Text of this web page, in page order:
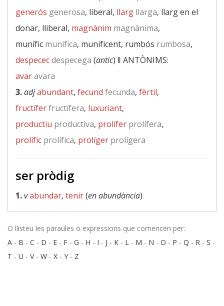
generós generosa, liberal, llarg llarga, llarg en el
donar, lliberal, magnànim magnànima,
munífic munífica, munificent, rumbós rumbosa,
despececdespecega (antic) ‖ ANTÒNIMS:
avaravara
3.adjabundant, fecund fecunda, fèrtil,
fructíferfructífera, luxuriant,
productiu productiva, prolífer prolífera,
prolífic prolífica, prolíger prolígera
ser pròdig
1.vabundar, tenir(en abundància)
O llisteu les paraules o expressions que comencen per:
A - B - C - D - E - F - G - H - I - J - K - L - M - N - O - P - Q - R - S -
T - U - V- W - X - Y - Z